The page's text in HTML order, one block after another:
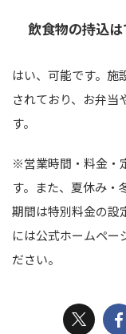
飲食物の持込
はい、可能です。施
されており、お弁当
す。
※営業時間・料金・
す。また、夏休み・
期間は特別料金の設
には公式ホームペー
ださい。